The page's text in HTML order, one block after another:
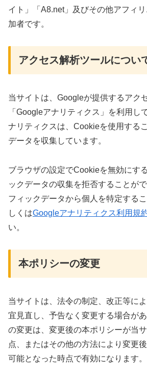
イト」「A8.net」及びその他アフィ
加者です。
アクセス解析ツールについ
当サイトは、Googleが提供するアク
「Googleアナリティクス」を利用し
ナリティクスは、Cookieを使用する
データを収集しています。
ブラウザの設定でCookieを無効にす
ックデータの収集を拒否することが
フィックデータから個人を特定する
しくはGoogleアナリティクス利用規
い。
本ポリシーの変更
当サイトは、法令の制定、改正等に
宜見直し、予告なく変更する場合が
の変更は、変更後の本ポリシーが当
点、またはその他の方法により変更
可能となった時点で有効になります。